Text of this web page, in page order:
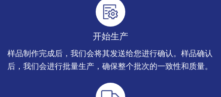
开始生产
样品制作完成后，我们会将其发送给您进行确认。样品确认
后，我们会进行批量生产，确保整个批次的一致性和质量。